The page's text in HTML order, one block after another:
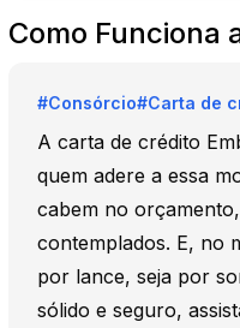
Como Funciona
#Consórcio#Carta de
A carta de crédito
quem adere a essa
cabem no
contemplados. E, no
por lance, seja por
sólido e seguro,